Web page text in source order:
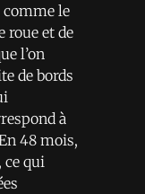
le
roue et de
l’on
de bords
à
48 mois,
ce qui